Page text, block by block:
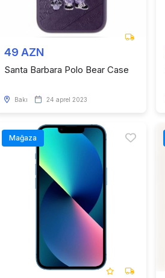
49 AZN
Santa Barbara Polo Bear Case
Bakı 24 aprel 2023
Mağaza